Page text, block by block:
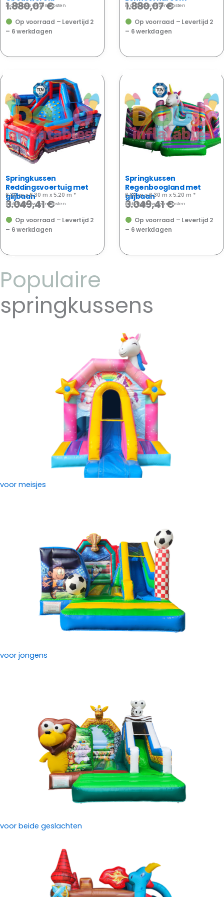
1.880,07€
incl. 21% btw
· plusverzendkosten
Op voorraad – Levertijd 2
– 6 werkdagen
1.880,07€
incl. 21% btw
· plusverzendkosten
Op voorraad – Levertijd 2
– 6 werkdagen
Springkussen
Reddingsvoertuig met
glijbaan
6,30 m x 6,30 m x 5,20 m *
3.049,41€
incl. 21% btw
· plusverzendkosten
Op voorraad – Levertijd 2
– 6 werkdagen
Springkussen
Regenboogland met
glijbaan
6,30 m x 6,30 m x 5,20 m *
3.049,41€
incl. 21% btw
· plusverzendkosten
Op voorraad – Levertijd 2
– 6 werkdagen
Populaire
springkussens
voor meisjes
voor jongens
voor beide geslachten